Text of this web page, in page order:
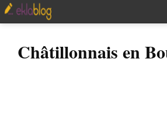
Châtillonnais en